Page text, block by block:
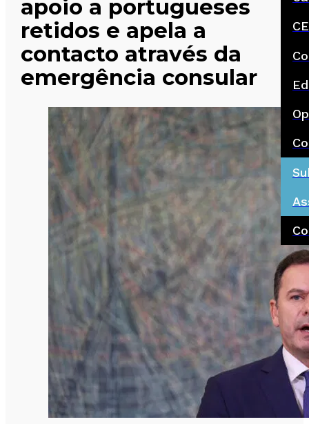
apoio a portugueses
retidos e apela a
contacto através da
emergência consular